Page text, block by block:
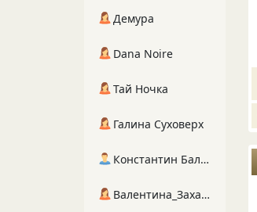
Демура
Dana Noire
Тай Ночка
Галина Суховерх
Константин Балухта
Валентина_Захарова